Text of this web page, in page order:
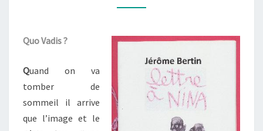
Quo Vadis ?
Quand on va
tomber de
sommeil il arrive
que l’image et le